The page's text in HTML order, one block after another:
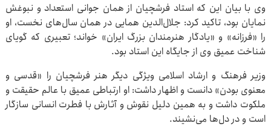
وی با بیان این که استاد فرشچیان از همان جوانی استعداد و نبوغش
نمایان بود، تاکید کرد: جلال‌الدین همایی در همان سال‌های نخست، او
را «فرزانه» و «یادگار هنرمندان بزرگ ایران» خواند؛ تعبیری که گویای
شناخت عمیق وی از جایگاه این استاد بود.
وزیر فرهنگ و ارشاد اسلامی ویژگی دیگر هنر فرشچیان را «قدسی و
معنوی بودن» دانست و اظهار داشت: او ارتباطی عمیق با عالم حقیقت و
ملکوت داشت و به همین دلیل نقوش و آثارش با فطرت انسانی سازگار
است و در دل‌ها می‌نشیند.